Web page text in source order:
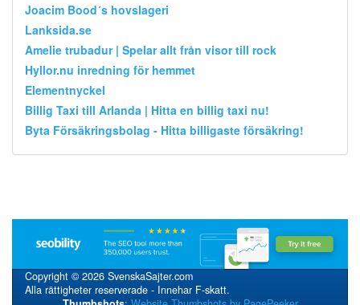
Joacim Bood´s hovslageri
Lanksida.se
Amelie trubadur | Spelar allt från visor till rock
Hyllor.nu inredning för hemmet
Elementnyckel
Billig Taxi till Arlanda | Hitta en billig taxi nu!
Byta Försäkringsbolag - Hitta billigaste försäkring!
Copyright © 2026 SvenskaSajter.com
Alla rättigheter reserverade - Innehar F-skatt.